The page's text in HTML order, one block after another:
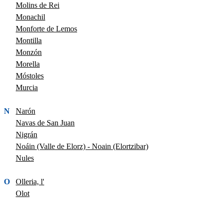
Molins de Rei
Monachil
Monforte de Lemos
Montilla
Monzón
Morella
Móstoles
Murcia
N
Narón
Navas de San Juan
Nigrán
Noáin (Valle de Elorz) - Noain (Elortzibar)
Nules
O
Olleria, l'
Olot